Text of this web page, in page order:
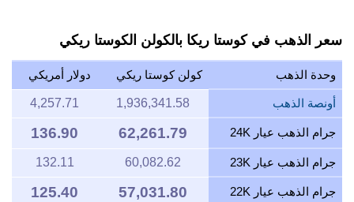
سعر الذهب في كوستا ريكا بالكولن الكوستا ريكي
وحدة الذهب كولن كوستا ريكي دولار أمريكي
أونصة الذهب 1,936,341.58
4,257.71
جرام الذهب عيار 24K 62,261.79
136.90
جرام الذهب عيار 23K 60,082.62
132.11
جرام الذهب عيار 22K 57,031.80
125.40